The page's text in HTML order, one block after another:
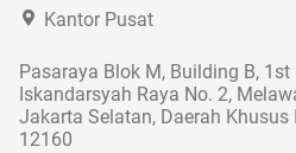
Kantor Pusat
Pasaraya Blok M, Building B, 1st
Iskandarsyah Raya No. 2,
Jakarta Selatan, Daerah
12160